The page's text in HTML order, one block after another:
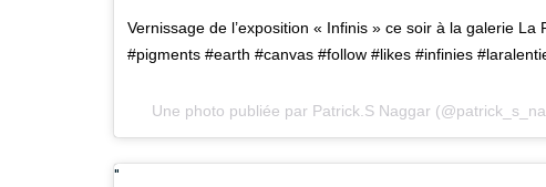
Vernissage de l’exposition « Infinis » ce soir à la galerie
#pigments #earth #canvas #follow #likes #infinies
Une photo publiée par Patrick.S Naggar